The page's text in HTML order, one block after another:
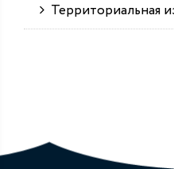
Территориальная